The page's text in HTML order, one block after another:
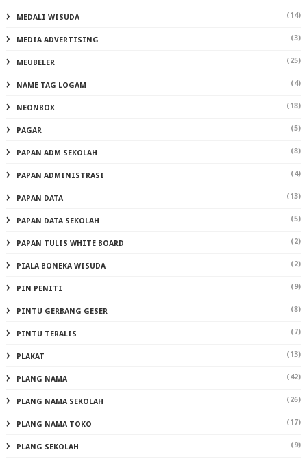
MEDALI WISUDA (14)
MEDIA ADVERTISING (3)
MEUBELER (25)
NAME TAG LOGAM (4)
NEONBOX (18)
PAGAR (5)
PAPAN ADM SEKOLAH (8)
PAPAN ADMINISTRASI (4)
PAPAN DATA (13)
PAPAN DATA SEKOLAH (5)
PAPAN TULIS WHITE BOARD (2)
PIALA BONEKA WISUDA (2)
PIN PENITI (9)
PINTU GERBANG GESER (8)
PINTU TERALIS (7)
PLAKAT (13)
PLANG NAMA (42)
PLANG NAMA SEKOLAH (26)
PLANG NAMA TOKO (17)
PLANG SEKOLAH (9)